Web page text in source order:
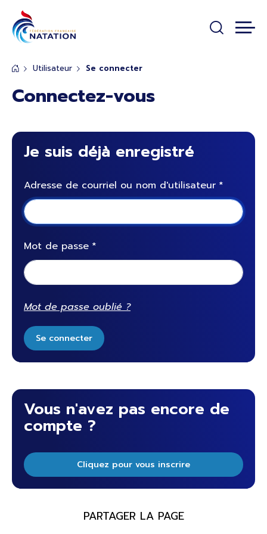
Utilisateur Se connecter
Connectez-vous
Je suis déjà enregistré
Adresse de courriel ou nom d'utilisateur
Mot de passe
Mot de passe oublié ?
Se connecter
Vous n'avez pas encore de
compte ?
Cliquez pour vous inscrire
PARTAGER LA PAGE
Panneau de gestion des cookies